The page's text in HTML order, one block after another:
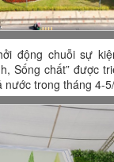
động chuỗi sự
Sống chất” được
nước trong tháng 4-